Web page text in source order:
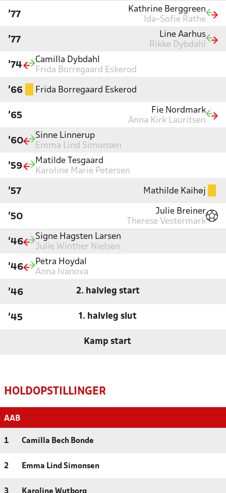
'77
Kathrine Berggreen
Ida-Sofie Rathe
'77
Line Aarhus
Rikke Dybdahl
'74
Camilla Dybdahl
Frida Borregaard Eskerod
'66 Frida Borregaard Eskerod
'65
Fie Nordmark
Anna Kirk Lauritsen
'60
Sinne Linnerup
Emma Lind Simonsen
'59
Matilde Tesgaard
Karoline Marie Petersen
'57 Mathilde Kaihøj
'50
Julie Breiner
Therese Vestermark
'46
Signe Hagsten Larsen
Julie Winther Nielsen
'46
Petra Hoydal
Anna Ivanova
'46 2. halvleg start
'45 1. halvleg slut
Kamp start
HOLDOPSTILLINGER
AAB
1 Camilla Bech Bonde
2 Emma Lind Simonsen
3 Karoline Wutborg